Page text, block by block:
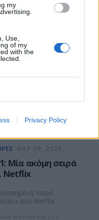
my
Use,
of my
with the
Privacy Policy
ΠΟΛΥΧΡΟΝΙΔΟΥ
ΜΑΡ 10, 2026
Blinders: The
Man – Όσα
στο Netflix
ΜΑΡ 09, 2026
Μία ακόμη σειρά
Netflix
σειρά
στο Netflix;